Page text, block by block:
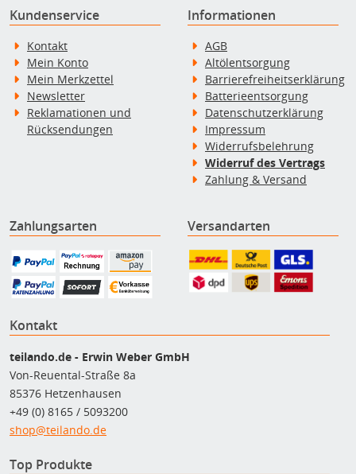
Kundenservice
Kontakt
Mein Konto
Mein Merkzettel
Newsletter
Reklamationen und
Rücksendungen
Informationen
AGB
Altölentsorgung
Barrierefreiheitserklärung
Batterieentsorgung
Datenschutzerklärung
Impressum
Widerrufsbelehrung
Widerruf des Vertrags
Zahlung & Versand
Zahlungsarten Versandarten
Kontakt
teilando.de - Erwin Weber GmbH
Von-Reuental-Straße 8a
85376 Hetzenhausen
+49 (0) 8165 / 5093200
shop@teilando.de
Top Produkte